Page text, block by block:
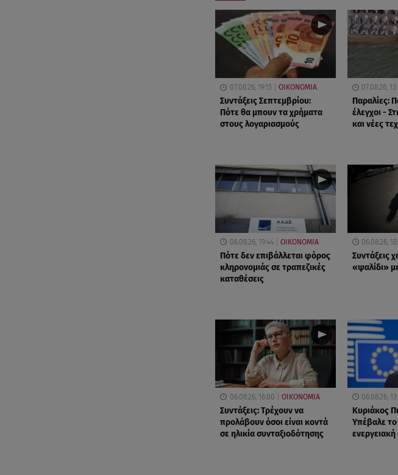
07.08.26, 19:15 ΟΙΚΟΝΟΜΙΑ
Συντάξεις Σεπτεμβρίου:
Πότε θα μπουν τα χρήματα
στους λογαριασμούς
07.08.26,
Παραλίες:
έλεγχοι -
και νέες
06.08.26, 19:44 ΟΙΚΟΝΟΜΙΑ
Πότε δεν επιβάλλεται φόρος
κληρονομιάς σε τραπεζικές
καταθέσεις
06.08.26,
Συντάξεις
«ψαλίδι»
06.08.26, 16:00 ΟΙΚΟΝΟΜΙΑ
Συντάξεις: Τρέχουν να
προλάβουν όσοι είναι κοντά
σε ηλικία συνταξιοδότησης
06.08.26,
Κυριάκος
Υπέβαλε το